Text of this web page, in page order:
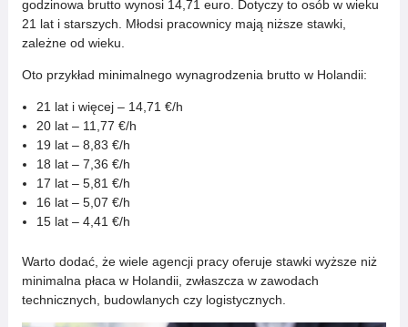
godzinowa brutto wynosi 14,71 euro. Dotyczy to osób w wieku
21 lat i starszych. Młodsi pracownicy mają niższe stawki,
zależne od wieku.
Oto przykład minimalnego wynagrodzenia brutto w Holandii:
21 lat i więcej – 14,71 €/h
20 lat – 11,77 €/h
19 lat – 8,83 €/h
18 lat – 7,36 €/h
17 lat – 5,81 €/h
16 lat – 5,07 €/h
15 lat – 4,41 €/h
Warto dodać, że wiele agencji pracy oferuje stawki wyższe niż
minimalna płaca w Holandii, zwłaszcza w zawodach
technicznych, budowlanych czy logistycznych.